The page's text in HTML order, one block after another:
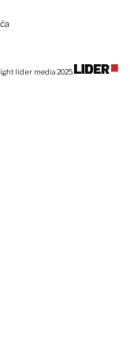
lider media 2025.